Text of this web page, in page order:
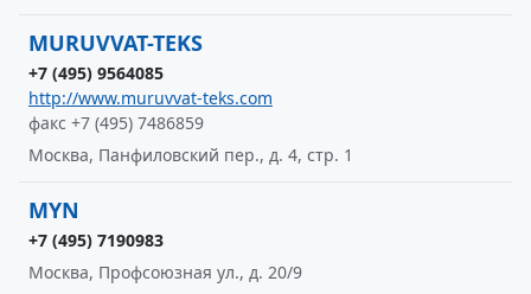
MURUVVAT-TEKS
+7 (495) 9564085
http://www.muruvvat-teks.com
факс +7 (495) 7486859
Москва, Панфиловский пер., д. 4, стр. 1
MYN
+7 (495) 7190983
Москва, Профсоюзная ул., д. 20/9